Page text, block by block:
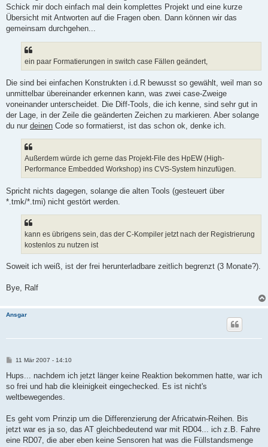
Schick mir doch einfach mal dein komplettes Projekt und eine kurze
Übersicht mit Antworten auf die Fragen oben. Dann können wir das
gemeinsam durchgehen...
ein paar Formatierungen in switch case Fällen geändert,
Die sind bei einfachen Konstrukten i.d.R bewusst so gewählt, weil man so
unmittelbar übereinander erkennen kann, was zwei case-Zweige
voneinander unterscheidet. Die Diff-Tools, die ich kenne, sind sehr gut in
der Lage, in der Zeile die geänderten Zeichen zu markieren. Aber solange
du nur deinen Code so formatierst, ist das schon ok, denke ich.
Außerdem würde ich gerne das Projekt-File des HpEW (High-
Performance Embedded Workshop) ins CVS-System hinzufügen.
Spricht nichts dagegen, solange die alten Tools (gesteuert über
*.tmk/*.tmi) nicht gestört werden.
kann es übrigens sein, das der C-Kompiler jetzt nach der Registrierung
kostenlos zu nutzen ist
Soweit ich weiß, ist der frei herunterladbare zeitlich begrenzt (3 Monate?).
Bye, Ralf
Ansgar
B
r
a
11 Mär 2007 - 14:10
Hups... nachdem ich jetzt länger keine Reaktion bekommen hatte, war ich
so frei und hab die kleinigkeit eingechecked. Es ist nicht's
weltbewegendes.
Es geht vom Prinzip um die Differenzierung der Africatwin-Reihen. Bis
jetzt war es ja so, das AT gleichbedeutend war mit RD04... ich z.B. Fahre
eine RD07, die aber eben keine Sensoren hat was die Füllstandsmenge